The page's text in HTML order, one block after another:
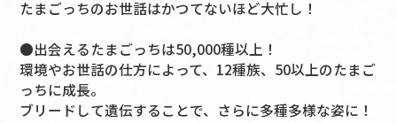
たまごっちのお世話はかつてないほど大忙し！
●出会えるたまごっちは50,000種以上！
環境やお世話の仕方によって、12種族、50以上のたまご
っちに成長。
ブリードして遺伝することで、さらに多種多様な姿に！